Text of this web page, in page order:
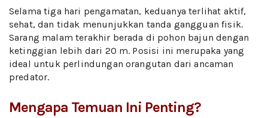
Selama tiga hari pengamatan, keduanya terlihat aktif,
sehat, dan tidak menunjukkan tanda gangguan fisik.
Sarang malam terakhir berada di pohon bajun dengan
ketinggian lebih dari 20 m. Posisi ini merupaka yang
ideal untuk perlindungan orangutan dari ancaman
predator.
Mengapa Temuan Ini Penting?